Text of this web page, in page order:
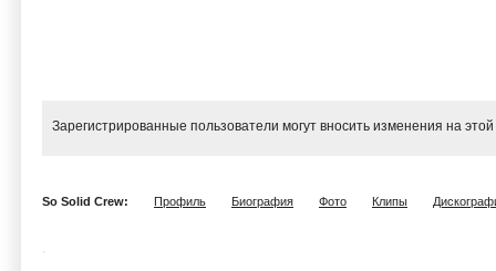
Зарегистрированные пользователи могут вносить изменения на
So Solid Crew: Профиль Биография Фото Клипы